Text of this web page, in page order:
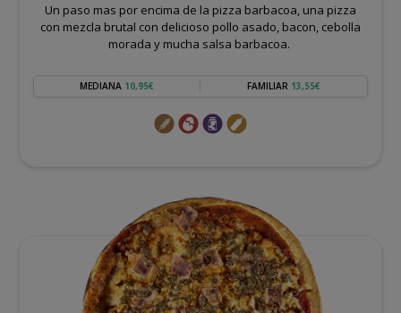
Un paso mas por encima de la pizza barbacoa, una pizza
con mezcla brutal con delicioso pollo asado, bacon, cebolla
morada y mucha salsa barbacoa.
MEDIANA 10,95€ FAMILIAR 13,55€